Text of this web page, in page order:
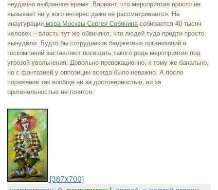
неудачно выбранное время. Вариант, что мероприятие просто не
вызывает ни у кого интерес даже не рассматривается. На
инаугурации мэра Москвы Сергея Собянина собирается 40 тысяч
человек – власть тут же обвиняют, что людей туда придти просто
вынудили. Будто бы сотрудников бюджетных организаций и
госкомпаний заставляют посещать такого рода мероприятия под
угрозой увольнения. Довольно провокационно, к тому же банально,
но с фантазией у оппозиции всегда было неважно. А после
поражения так вообще ни за достоверностью, ни за
оригинальностью не гонятся.
[387x700]